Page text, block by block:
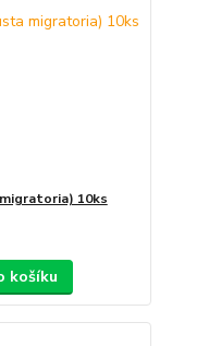
10ks
košíku